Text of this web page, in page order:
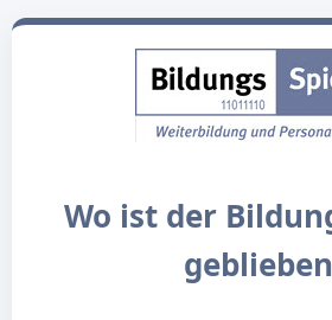
Wo ist der